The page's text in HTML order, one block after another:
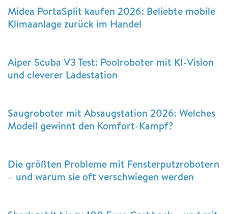
Midea PortaSplit kaufen 2026: Beliebte mobile
Klimaanlage zurück im Handel
Aiper Scuba V3 Test: Poolroboter mit KI-Vision
und cleverer Ladestation
Saugroboter mit Absaugstation 2026: Welches
Modell gewinnt den Komfort-Kampf?
Die größten Probleme mit Fensterputzrobotern
– und warum sie oft verschwiegen werden